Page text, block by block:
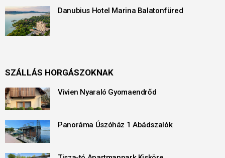
Danubius Hotel Marina Balatonfüred
SZÁLLÁS HORGÁSZOKNAK
Vivien Nyaraló Gyomaendrőd
Panoráma Úszóház 1 Abádszalók